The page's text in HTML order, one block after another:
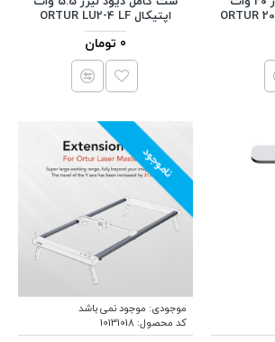
اپتیکال ORTUR LU2-4 LF
0 تومان
ناموجود
موجودی: موجود نمی باشد
کد محصول:10131018